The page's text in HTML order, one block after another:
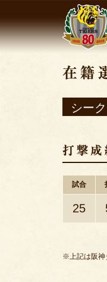
シー
試合
25
※上記は阪神